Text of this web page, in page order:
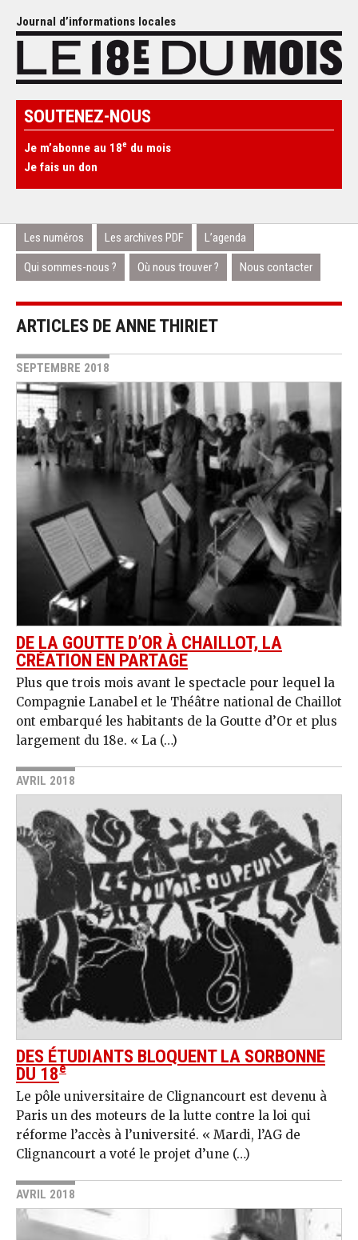
Journal d’informations locales
SOUTENEZ-NOUS
Je m’abonne au 18e du mois
Je fais un don
Les numéros Les archives PDF L’agenda
Qui sommes-nous ? Où nous trouver ? Nous contacter
ARTICLES DE ANNE THIRIET
SEPTEMBRE 2018
DE LA GOUTTE D’OR À CHAILLOT, LA
CRÉATION EN PARTAGE
Plus que trois mois avant le spectacle pour lequel la
Compagnie Lanabel et le Théâtre national de Chaillot
ont embarqué les habitants de la Goutte d’Or et plus
largement du 18e. « La (…)
AVRIL 2018
DES ÉTUDIANTS BLOQUENT LA SORBONNE
DU 18e
Le pôle universitaire de Clignancourt est devenu à
Paris un des moteurs de la lutte contre la loi qui
réforme l’accès à l’université. « Mardi, l’AG de
Clignancourt a voté le projet d’une (…)
AVRIL 2018